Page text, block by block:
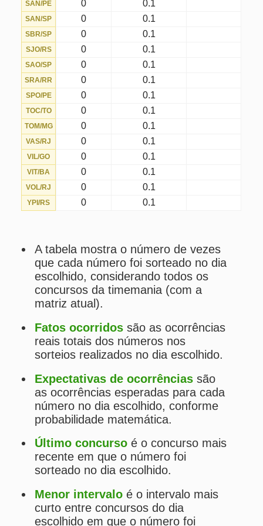
recente em que o número foi
sorteado no dia escolhido.
Menor intervalo
é o intervalo mais
curto entre concursos do dia
escolhido em que o número foi
sorteado.
Maior intervalo
longo entre concursos do dia
escolhido em que o número foi
sorteado.
Atual intervalo
é o intervalo atual
desde o último concurso do dia
escolhido em que o número foi
sorteado (considerando apenas
concursos realizados no dia
Média de intervalos
é a média
geral de intervalos entre concursos
do dia escolhido em que o número
foi sorteado (até o último concurso
do dia escolhido em que tal número
foi sorteado).
Osfatoseexpectativas tendem a
se aproximar quanto maior for a
amostragem.
Estatísticas da Timemania
Desdobramentos da Timemania
Palpites Estatísticos da Timemania
Análise de Apostas da Timemania